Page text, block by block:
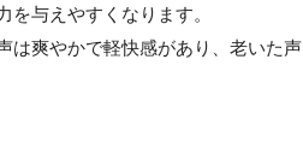
与えやすくなります。
は爽やかで軽快感があり、老いた声